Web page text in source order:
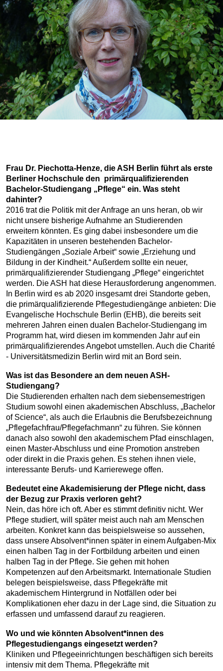
Frau Dr. Piechotta-Henze, die ASH Berlin führt als erste
Berliner Hochschule den primärqualifizierenden
Bachelor-Studiengang „Pflege“ ein. Was steht
dahinter?
2016 trat die Politik mit der Anfrage an uns heran, ob wir
nicht unsere bisherige Aufnahme an Studierenden
erweitern könnten. Es ging dabei insbesondere um die
Kapazitäten in unseren bestehenden Bachelor-
Studiengängen „Soziale Arbeit“ sowie „Erziehung und
Bildung in der Kindheit.“ Außerdem sollte ein neuer,
primärqualifizierender Studiengang „Pflege“ eingerichtet
werden. Die ASH hat diese Herausforderung angenommen.
In Berlin wird es ab 2020 insgesamt drei Standorte geben,
die primärqualifizierende Pflegestudiengänge anbieten: Die
Evangelische Hochschule Berlin (EHB), die bereits seit
mehreren Jahren einen dualen Bachelor-Studiengang im
Programm hat, wird diesen im kommenden Jahr auf ein
primärqualifizierendes Angebot umstellen. Auch die Charité
- Universitätsmedizin Berlin wird mit an Bord sein.
Was ist das Besondere an dem neuen ASH-
Studiengang?
Die Studierenden erhalten nach dem siebensemestrigen
Studium sowohl einen akademischen Abschluss, „Bachelor
of Science“, als auch die Erlaubnis die Berufsbezeichnung
„Pflegefachfrau/Pflegefachmann“ zu führen. Sie können
danach also sowohl den akademischem Pfad einschlagen,
einen Master-Abschluss und eine Promotion anstreben
oder direkt in die Praxis gehen. Es stehen ihnen viele,
interessante Berufs- und Karrierewege offen.
Bedeutet eine Akademisierung der Pflege nicht, dass
der Bezug zur Praxis verloren geht?
Nein, das höre ich oft. Aber es stimmt definitiv nicht. Wer
Pflege studiert, will später meist auch nah am Menschen
arbeiten. Konkret kann das beispielsweise so aussehen,
dass unsere Absolvent*innen später in einem Aufgaben-Mix
einen halben Tag in der Fortbildung arbeiten und einen
halben Tag in der Pflege. Sie gehen mit hohen
Kompetenzen auf den Arbeitsmarkt. Internationale Studien
belegen beispielsweise, dass Pflegekräfte mit
akademischem Hintergrund in Notfällen oder bei
Komplikationen eher dazu in der Lage sind, die Situation zu
erfassen und umfassend darauf zu reagieren.
Wo und wie könnten Absolvent*innen des
Pflegestudiengangs eingesetzt werden?
Kliniken und Pflegeeinrichtungen beschäftigen sich bereits
intensiv mit dem Thema. Pflegekräfte mit